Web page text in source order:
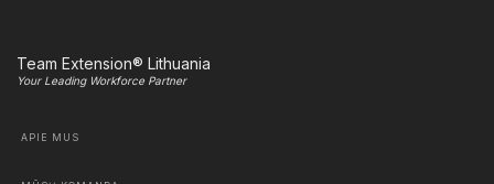
Team Extension® Lithuania
Your Leading Workforce Partner
APIE MUS